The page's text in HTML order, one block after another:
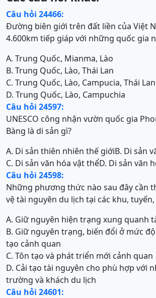
Câu hỏi 24466:
Đường biên giới trên đất liền của Việt
4.600km tiếp giáp với những quốc gia
A. Trung Quốc, Mianma, Lào
B. Trung Quốc, Lào, Thái Lan
C. Trung Quốc, Lào, Campucia, Thái Lan
D. Trung Quốc, Lào, Campuchia
Câu hỏi 24597:
UNESCO công nhận vườn quốc gia
Bàng là di sản gì?
A. Di sản thiên nhiên thế giớiB. Di sản
C. Di sản văn hóa vật thểD. Di sản văn
Câu hỏi 24598:
Những phương thức nào sau đây cần
vệ tài nguyên du lịch tại các khu,
A. Giữ nguyên hiện trạng xung quanh
B. Giữ nguyên trạng, biến đổi ở mức
tạo cảnh quan
C. Tôn tạo và phát triển mới cảnh quan
D. Cải tạo tài nguyên cho phù hợp với
trường và khách du lịch
Câu hỏi 24601: